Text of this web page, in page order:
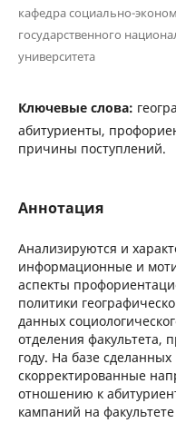
кафедра социально-
государственного
университета
Ключевые слова:
абитуриенты,
причины поступлений.
Аннотация
Анализируются и
информационные и
аспекты
политики
данных
отделения факультета,
году. На базе
скорректированные
отношению к
кампаний на